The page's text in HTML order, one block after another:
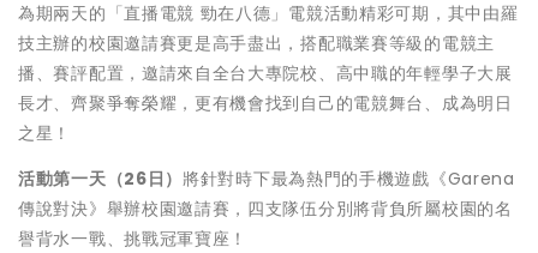
為期兩天的「直播電競 勁在八德」電競活動精彩可期，其中由羅
技主辦的校園邀請賽更是高手盡出，搭配職業賽等級的電競主
播、賽評配置，邀請來自全台大專院校、高中職的年輕學子大展
長才、齊聚爭奪榮耀，更有機會找到自己的電競舞台、成為明日
之星！
活動第一天（26日）將針對時下最為熱門的手機遊戲《Garena
傳說對決》舉辦校園邀請賽，四支隊伍分別將背負所屬校園的名
譽背水一戰、挑戰冠軍寶座！